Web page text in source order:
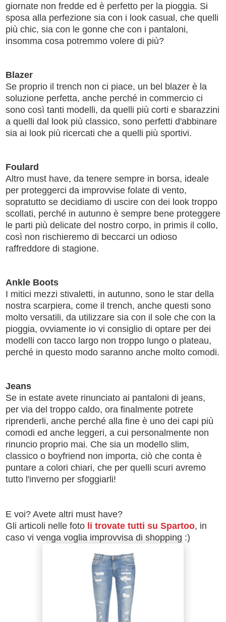
giornate non fredde ed è perfetto per la pioggia. Si
sposa alla perfezione sia con i look casual, che quelli
più chic, sia con le gonne che con i pantaloni,
insomma cosa potremmo volere di più?
Blazer
Se proprio il trench non ci piace, un bel blazer è la
soluzione perfetta, anche perché in commercio ci
sono così tanti modelli, da quelli più corti e sbarazzini
a quelli dal look più classico, sono perfetti d'abbinare
sia ai look più ricercati che a quelli più sportivi.
Foulard
Altro must have, da tenere sempre in borsa, ideale
per proteggerci da improvvise folate di vento,
sopratutto se decidiamo di uscire con dei look troppo
scollati, perché in autunno è sempre bene proteggere
le parti più delicate del nostro corpo, in primis il collo,
così non rischieremo di beccarci un odioso
raffreddore di stagione.
Ankle Boots
I mitici mezzi stivaletti, in autunno, sono le star della
nostra scarpiera, come il trench, anche questi sono
molto versatili, da utilizzare sia con il sole che con la
pioggia, ovviamente io vi consiglio di optare per dei
modelli con tacco largo non troppo lungo o plateau,
perché in questo modo saranno anche molto comodi.
Jeans
Se in estate avete rinunciato ai pantaloni di jeans,
per via del troppo caldo, ora finalmente potrete
riprenderli, anche perché alla fine è uno dei capi più
comodi ed anche leggeri, a cui personalmente non
rinuncio proprio mai. Che sia un modello slim,
classico o boyfriend non importa, ciò che conta è
puntare a colori chiari, che per quelli scuri avremo
tutto l'inverno per sfoggiarli!
E voi? Avete altri must have?
Gli articoli nelle foto li trovate tutti su Spartoo, in
caso vi venga voglia improvvisa di shopping :)